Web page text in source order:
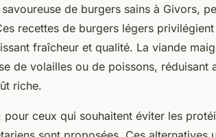
de burgers sains à Givors,
recettes de burgers légers privilégient
fraîcheur et qualité. La viande
de volailles ou de poissons, réduisant
riche.
pour ceux qui souhaitent éviter les